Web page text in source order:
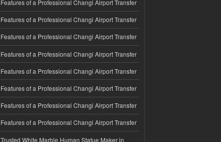
Features of a Professional Changi Airport Transfer
Features of a Professional Changi Airport Transfer
Features of a Professional Changi Airport Transfer
Features of a Professional Changi Airport Transfer
Features of a Professional Changi Airport Transfer
Features of a Professional Changi Airport Transfer
Features of a Professional Changi Airport Transfer
Features of a Professional Changi Airport Transfer
Trusted White Marble Human Statue Maker in